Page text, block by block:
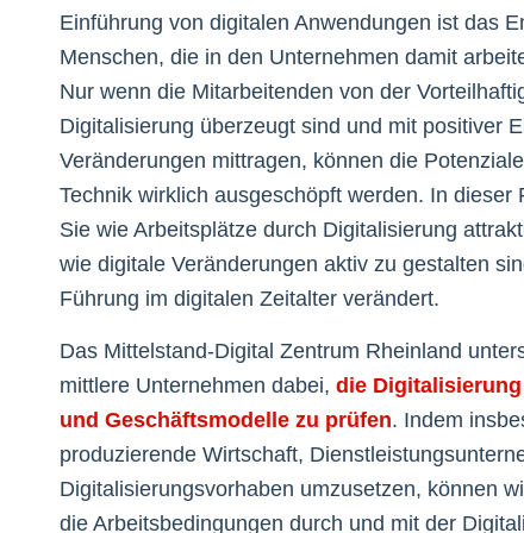
Einführung von digitalen Anwendungen ist das
Menschen, die in den Unternehmen damit
Nur wenn die Mitarbeitenden von der
Digitalisierung überzeugt sind und mit positiver
Veränderungen mittragen, können die
Technik wirklich ausgeschöpft werden. In dieser
Sie wie Arbeitsplätze durch Digitalisierung
wie digitale Veränderungen aktiv zu gestalten
Führung im digitalen Zeitalter verändert.
Das Mittelstand-Digital Zentrum Rheinland
mittlere Unternehmen dabei, die
und Geschäftsmodelle zu prüfen. Indem
produzierende Wirtschaft,
Digitalisierungsvorhaben umzusetzen, können
die Arbeitsbedingungen durch und mit der